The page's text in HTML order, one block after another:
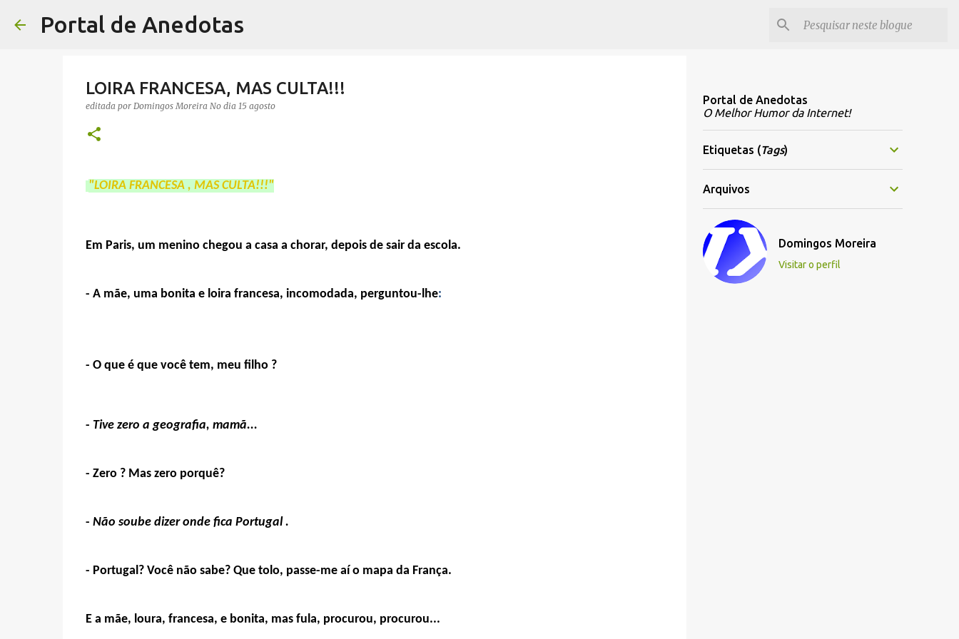
Portal de Anedotas
LOIRA FRANCESA, MAS CULTA!!!
editada por Domingos Moreira No dia 15 agosto
"LOIRA FRANCESA , MAS CULTA!!!"
Em Paris, um menino chegou a casa a chorar, depois de sair da escola.
- A mãe, uma bonita e loira francesa, incomodada, perguntou-lhe:
- O que é que você tem, meu filho ?
- Tive zero a geografia, mamã...
- Zero ? Mas zero porquê?
- Não soube dizer onde fica Portugal .
- Portugal? Você não sabe? Que tolo, passe-me aí o mapa da França.
E a mãe, loura, francesa, e bonita, mas fula, procurou, procurou...
Portal de Anedotas
O Melhor Humor da Internet!
Etiquetas (Tags)
Arquivos
Domingos Moreira
Visitar o perfil